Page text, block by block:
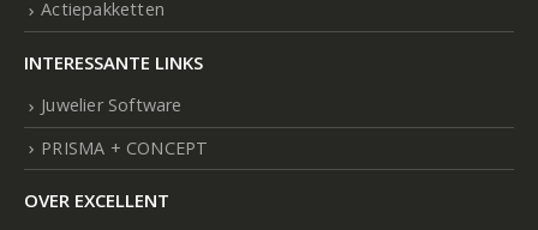
Actiepakketten
INTERESSANTE LINKS
Juwelier Software
PRISMA + CONCEPT
OVER EXCELLENT